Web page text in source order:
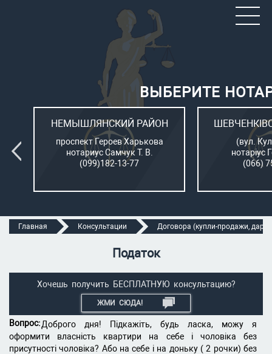
ВЫБЕРИТЕ
НЕМЫШЛЯНСКИЙ РАЙОН
проспект Героев Харькова
нотариус Самчук Т. В.
(099)182-13-77
(вул.
нотаріус
(066)
Главная Консультации Договора (купли-продажи,
Податок
Хочешь получить БЕСПЛАТНУЮ консультацию?
ЖМИ СЮДА!
Вопрос:Доброго дня! Підкажіть, будь ласка, можу я
оформити власність квартири на себе і чоловіка без
присутності чоловіка? Або на себе і на доньку ( 2 рочки) без